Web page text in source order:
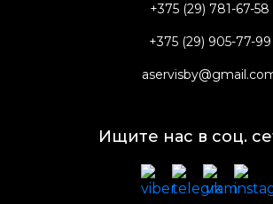
+375 (29) 781-67-58
+375 (29) 905-77-99
Ищите нас в соц.